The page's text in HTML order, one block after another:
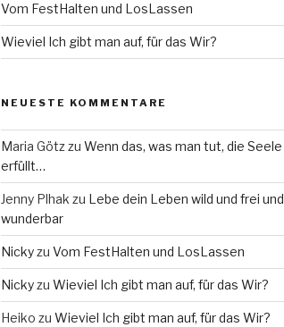
Vom FestHalten und LosLassen
Wieviel Ich gibt man auf, für das Wir?
NEUESTE KOMMENTARE
Maria Götzzu Wenn das, was man tut, die Seele
erfüllt…
Jenny Plhak zu Lebe dein Leben wild und frei und
wunderbar
Nickyzu Vom FestHalten und LosLassen
Nickyzu Wieviel Ich gibt man auf, für das Wir?
Heiko zu Wieviel Ich gibt man auf, für das Wir?